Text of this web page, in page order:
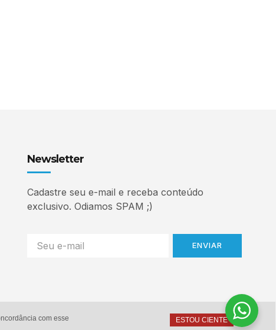
Newsletter
Cadastre seu e-mail e receba conteúdo
exclusivo. Odiamos SPAM ;)
ENVIAR
Serviços Contato
com esse
ESTOU CIENTE